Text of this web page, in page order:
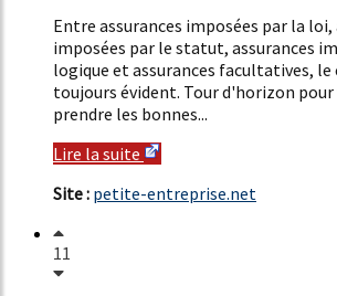
Entre assurances imposées par la loi,
imposées par le statut, assurances
logique et assurances facultatives, le
toujours évident. Tour d'horizon pour
prendre les bonnes...
Lire la suite
Site : petite-entreprise.net
11